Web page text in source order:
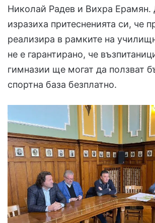
Николай Радев и Вихра Ерамян.
изразиха притесненията си, че
реализира в рамките на
не е гарантирано, че
гимназии ще могат да ползват
спортна база безплатно.